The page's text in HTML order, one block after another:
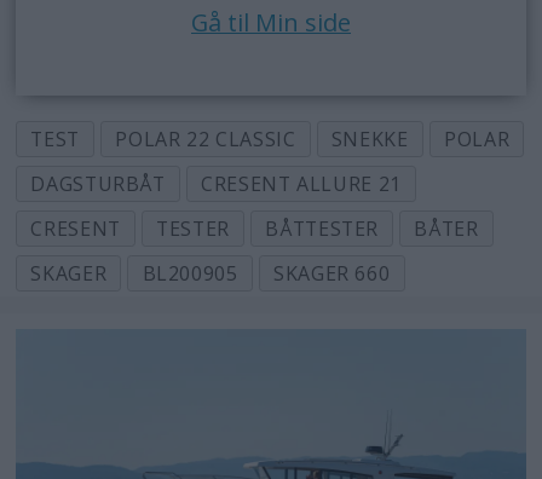
Gå til Min side
TEST POLAR 22 CLASSIC SNEKKE
POLAR
DAGSTURBÅT
CRESENT ALLURE 21
CRESENT
TESTER BÅTTESTER
BÅTER
SKAGER
BL200905 SKAGER 660